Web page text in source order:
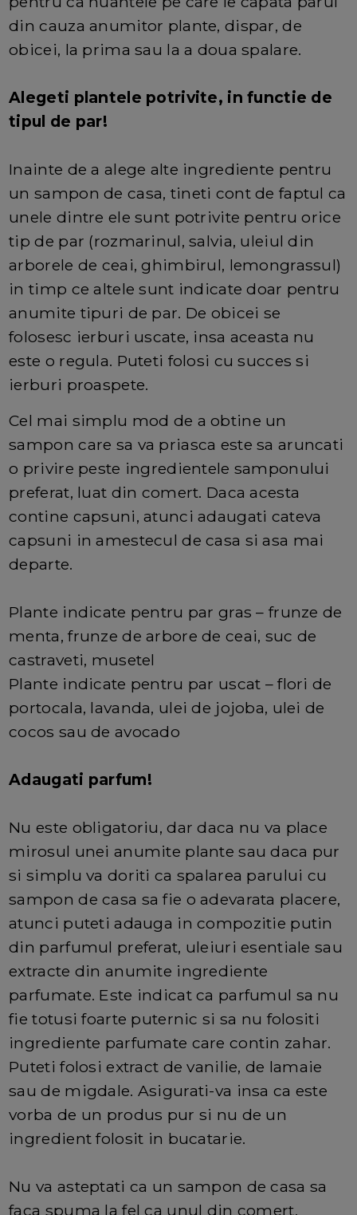
din cauza anumitor plante, dispar, de
obicei, la prima sau la a doua spalare.
Alegeti plantele potrivite, in functie de
tipul de par!
Inainte de a alege alte ingrediente pentru
un sampon de casa, tineti cont de faptul ca
unele dintre ele sunt potrivite pentru orice
tip de par (rozmarinul, salvia, uleiul din
arborele de ceai, ghimbirul, lemongrassul)
in timp ce altele sunt indicate doar pentru
anumite tipuri de par. De obicei se
folosesc ierburi uscate, insa aceasta nu
este o regula. Puteti folosi cu succes si
ierburi proaspete.
Cel mai simplu mod de a obtine un
sampon care sa va priasca este sa aruncati
o privire peste ingredientele samponului
preferat, luat din comert. Daca acesta
contine capsuni, atunci adaugati cateva
capsuni in amestecul de casa si asa mai
departe.
Plante indicate pentru par gras – frunze de
menta, frunze de arbore de ceai, suc de
castraveti, musetel
Plante indicate pentru par uscat – flori de
portocala, lavanda, ulei de jojoba, ulei de
cocos sau de avocado
Adaugati parfum!
Nu este obligatoriu, dar daca nu va place
mirosul unei anumite plante sau daca pur
si simplu va doriti ca spalarea parului cu
sampon de casa sa fie o adevarata placere,
atunci puteti adauga in compozitie putin
din parfumul preferat, uleiuri esentiale sau
extracte din anumite ingrediente
parfumate. Este indicat ca parfumul sa nu
fie totusi foarte puternic si sa nu folositi
ingrediente parfumate care contin zahar.
Puteti folosi extract de vanilie, de lamaie
sau de migdale. Asigurati-va insa ca este
vorba de un produs pur si nu de un
ingredient folosit in bucatarie.
Nu va asteptati ca un sampon de casa sa
faca spuma la fel ca unul din comert.